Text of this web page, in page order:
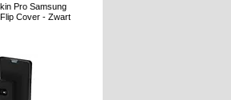
Pro Samsung
Cover - Zwart